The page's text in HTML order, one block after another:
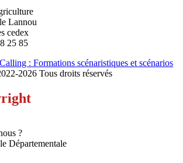
Lannou
cedex
25 85
: Formations scénaristiques et scénarios
2026 Tous droits réservés
?
Départementale